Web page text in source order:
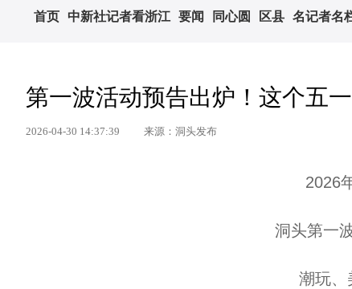
首页 中新社记者看浙江 要闻 同心圆 区县 名记者名
第一波活动预告出炉！这个五一
2026-04-30 14:37:39 来源：洞头发布
2026年
洞头第一波
潮玩、